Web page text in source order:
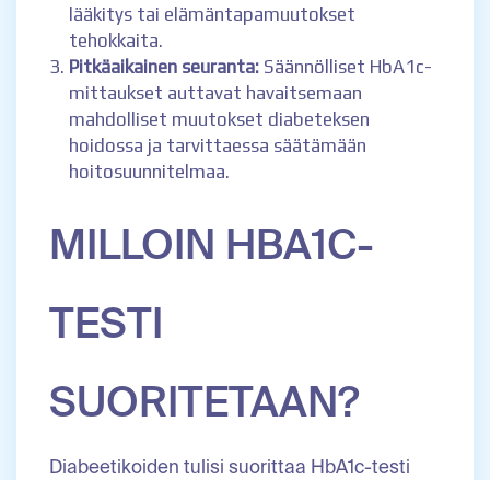
lääkitys tai elämäntapamuutokset
tehokkaita.
Pitkäaikainen seuranta: Säännölliset HbA1c-
mittaukset auttavat havaitsemaan
mahdolliset muutokset diabeteksen
hoidossa ja tarvittaessa säätämään
hoitosuunnitelmaa.
MILLOIN HBA1C-
TESTI
SUORITETAAN?
Diabeetikoiden tulisi suorittaa HbA1c-testi